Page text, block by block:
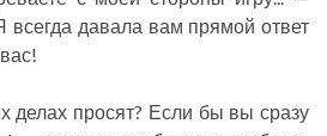
давала вам прямой ответ
делах просят? Если бы вы сразу